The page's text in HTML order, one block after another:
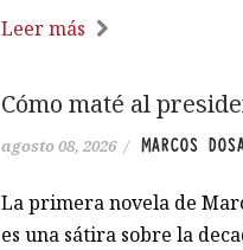
Leer más
Cómo maté al
agosto 08, 2026 / MARCOS
La primera novela de
es una sátira sobre la